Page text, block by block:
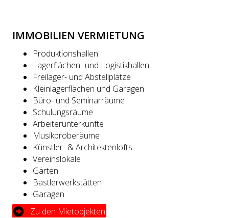
IMMOBILIEN VERMIETUNG
Produktionshallen
Lagerflächen- und Logistikhallen
Freilager- und Abstellplätze
Kleinlagerflächen und Garagen
Büro- und Seminarräume
Schulungsräume
Arbeiterunterkünfte
Musikproberäume
Künstler- & Architektenlofts
Vereinslokale
Gärten
Bastlerwerkstätten
Garagen
Zu den Mietobjekten